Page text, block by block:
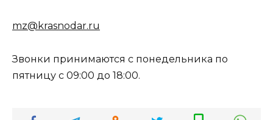
mz@krasnodar.ru
Звонки принимаются с понедельника по
пятницу с 09:00 до 18:00.